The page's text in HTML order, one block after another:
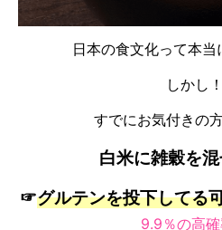
日本の食文化って本当
しかし
すでにお気付きの
白米に雑穀を
☞グルテンを投下してる
9.9％の高確